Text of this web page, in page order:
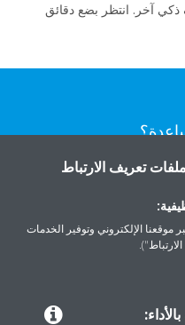
ذكي آخر. انتظر بضع دقائق
ملفات تعريف الارتباط
موقعنا الإلكتروني وتوفير الخدمات